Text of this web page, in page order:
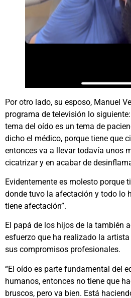
Por otro lado, su esposo, Manuel
programa de televisión lo
tema del oído es un tema de
dicho el médico, porque tiene que
entonces va a llevar todavía unos
cicatrizar y en acabar de
Evidentemente es molesto porque
donde tuvo la afectación y todo lo
tiene afectación”.
El papá de los hijos de la también
esfuerzo que ha realizado la
sus compromisos profesionales.
“El oído es parte fundamental del
humanos, entonces no tiene que
bruscos, pero va bien. Está